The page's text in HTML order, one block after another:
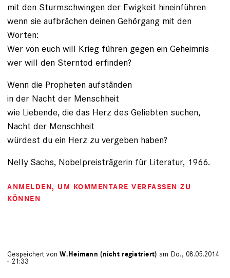
mit den Sturmschwingen der Ewigkeit hineinführen
wenn sie aufbrächen deinen Gehörgang mit den
Worten:
Wer von euch will Krieg führen gegen ein Geheimnis
wer will den Sterntod erfinden?
Wenn die Propheten aufständen
in der Nacht der Menschheit
wie Liebende, die das Herz des Geliebten suchen,
Nacht der Menschheit
würdest du ein Herz zu vergeben haben?
Nelly Sachs, Nobelpreisträgerin für Literatur, 1966.
ANMELDEN, UM KOMMENTARE VERFASSEN ZU
KÖNNEN
Gespeichert vonW.Heimann (nicht registriert) am Do., 08.05.2014
- 21:33